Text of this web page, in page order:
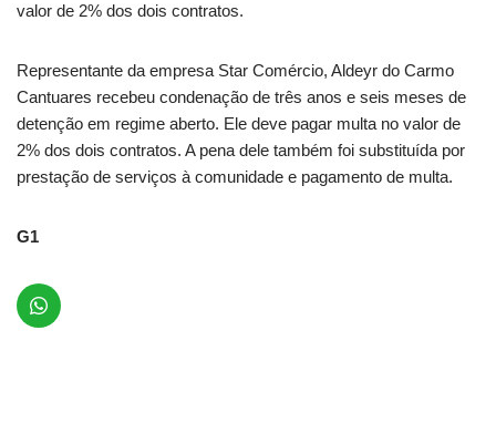
valor de 2% dos dois contratos.
Representante da empresa Star Comércio, Aldeyr do Carmo
Cantuares recebeu condenação de três anos e seis meses de
detenção em regime aberto. Ele deve pagar multa no valor de
2% dos dois contratos. A pena dele também foi substituída por
prestação de serviços à comunidade e pagamento de multa.
G1